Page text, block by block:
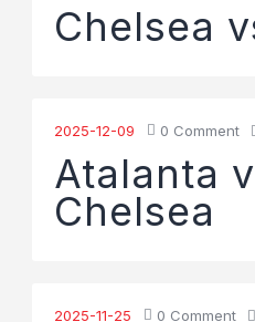
Chelsea
2025-12-09 0 Comment
Atalanta
Chelsea
2025-11-25 0 Comment